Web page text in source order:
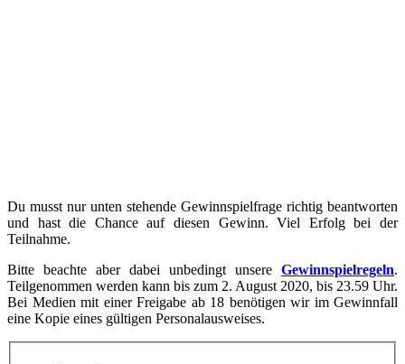
Du musst nur unten stehende Gewinnspielfrage richtig beantworten
und hast die Chance auf diesen Gewinn. Viel Erfolg bei der
Teilnahme.
Bitte beachte aber dabei unbedingt unsere Gewinnspielregeln.
Teilgenommen werden kann bis zum 2. August 2020, bis 23.59 Uhr.
Bei Medien mit einer Freigabe ab 18 benötigen wir im Gewinnfall
eine Kopie eines gültigen Personalausweises.